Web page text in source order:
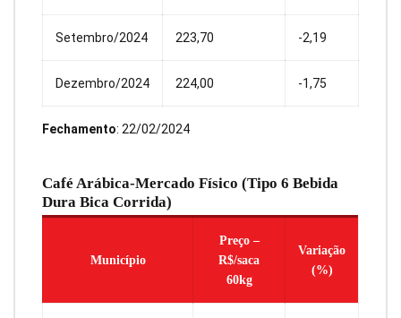
Setembro/2024 223,70 -2,19
Dezembro/2024 224,00 -1,75
Fechamento: 22/02/2024
Café Arábica-Mercado Físico (Tipo 6 Bebida
Dura Bica Corrida)
Município
Preço –
R$/saca
60kg
Variação
(%)